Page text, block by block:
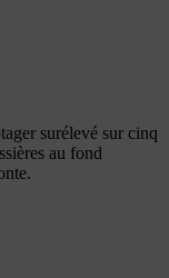
surélevé sur cinq
au fond